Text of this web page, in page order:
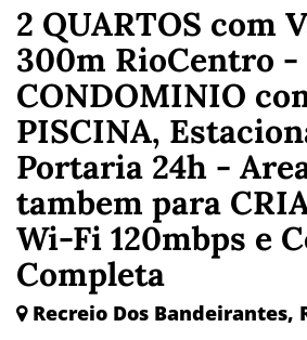
2 QUARTOS com
300m RioCentro -
CONDOMINIO
PISCINA,
Portaria 24h -
tambem para
Wi-Fi 120mbps e
Completa
Recreio Dos Bandeirantes,